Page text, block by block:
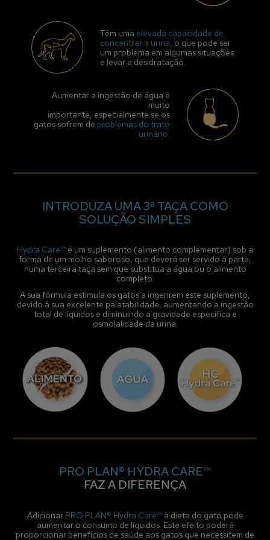
Têm uma elevada capacidade de
concentrar a urina, o que pode ser
um problema em algumas situações
e levar a desidratação.
Aumentar a ingestão de água é
muito
importante, especialmente se os
gatos sofrem de problemas do trato
urinário.
INTRODUZA UMA 3ª TAÇA COMO
SOLUÇÃO SIMPLES
Hydra Care™ é um suplemento (alimento complementar) sob a
forma de um molho saboroso, que deverá ser servido à parte,
numa terceira taça sem que substitua a água ou o alimento
completo.
A sua fórmula estimula os gatos a ingerirem este suplemento,
devido à sua excelente palatabilidade, aumentando a ingestão
total de líquidos e diminuindo a gravidade específica e
osmolalidade da urina.
PRO PLAN® HYDRA CARE™
FAZ A DIFERENÇA
Adicionar PRO PLAN® Hydra Care™à dieta do gato pode
aumentar o consumo de líquidos. Este efeito poderá
proporcionar benefícios de saúde aos gatos que necessitem de